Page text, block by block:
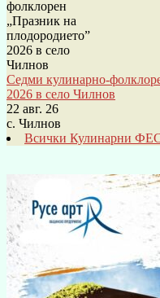
Седми кулинарно-
2026 в село Чилнов
22 авг. 26
с. Чилнов
Всички Кулинарни